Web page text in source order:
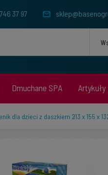
37 97
Dmuchane SPA
dla dzieci z daszkiem 213 x 155 x